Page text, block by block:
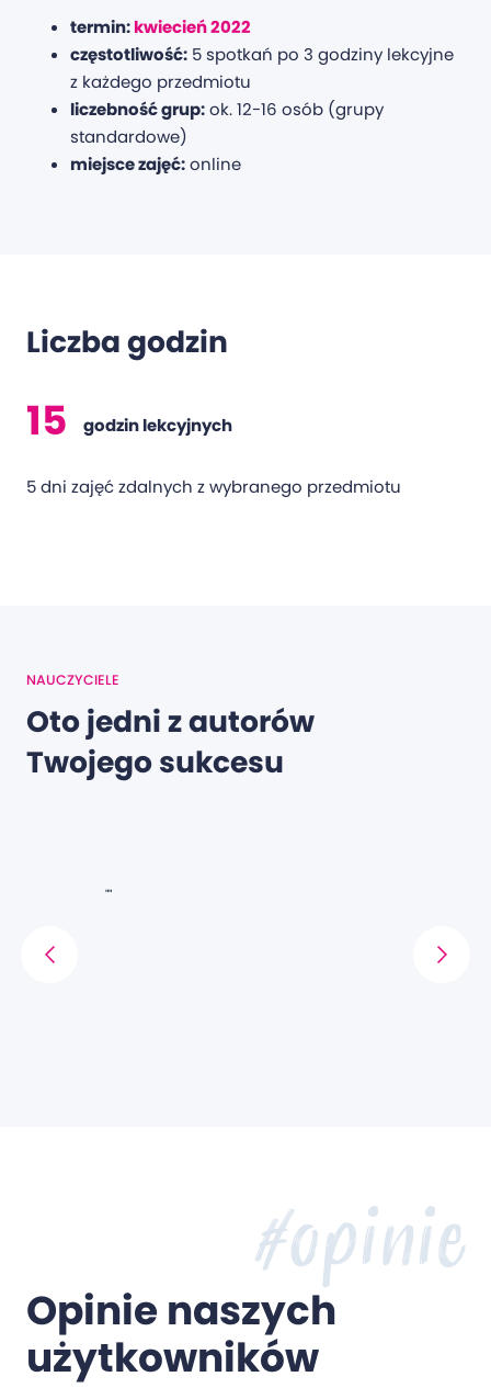
termin:kwiecień 2022
częstotliwość: 5 spotkań po 3 godziny lekcyjne
z każdego przedmiotu
liczebność grup:ok. 12-16 osób (grupy
standardowe)
miejsce zajęć:online
Liczba godzin
15 godzin lekcyjnych
5 dni zajęć zdalnych z wybranego przedmiotu
NAUCZYCIELE
Oto jedni z autorów
Twojego sukcesu
""
nauczyciel
naprawdę
Opinie naszych
użytkowników
#opinie